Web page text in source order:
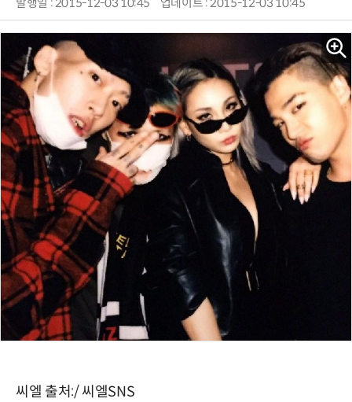
발행일 : 2015-12-03 10:45 업데이트 : 2015-12-03 10:45
씨엘 출처:/ 씨엘SNS